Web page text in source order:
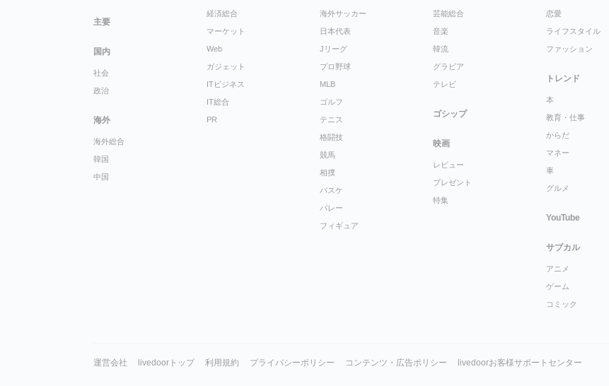
主要
国内
社会
政治
海外
海外総合
韓国
中国
経済総合
マーケット
Web
ガジェット
ITビジネス
IT総合
PR
海外サッカー
日本代表
Jリーグ
プロ野球
MLB
ゴルフ
テニス
格闘技
競馬
相撲
バスケ
バレー
フィギュア
芸能総合
音楽
韓流
グラビア
テレビ
ゴシップ
映画
レビュー
プレゼント
特集
恋愛
ライフスタイル
ファッション
トレンド
本
教育・仕事
からだ
マネー
車
グルメ
YouTube
サブカル
アニメ
ゲーム
コミック
運営会社 livedoorトップ 利用規約 プライバシーポリシー コンテンツ・広告ポリシー livedoorお客様サポートセンター